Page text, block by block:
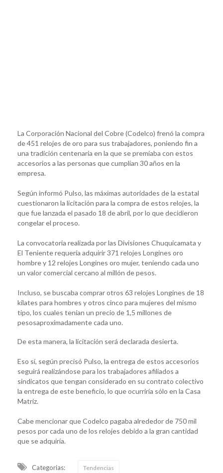
La Corporación Nacional del Cobre (Codelco) frenó la compra
de 451 relojes de oro para sus trabajadores, poniendo fin a
una tradición centenaria en la que se premiaba con estos
accesorios a las personas que cumplían 30 años en la
empresa.
Según informó Pulso, las máximas autoridades de la estatal
cuestionaron la licitación para la compra de estos relojes, la
que fue lanzada el pasado 18 de abril, por lo que decidieron
congelar el proceso.
La convocatoria realizada por las Divisiones Chuquicamata y
El Teniente requería adquirir 371 relojes Longines oro
hombre y 12 relojes Longines oro mujer, teniendo cada uno
un valor comercial cercano al millón de pesos.
Incluso, se buscaba comprar otros 63 relojes Longines de 18
kilates para hombres y otros cinco para mujeres del mismo
tipo, los cuales tenían un precio de 1,5 millones de
pesosaproximadamente cada uno.
De esta manera, la licitación será declarada desierta.
Eso sí, según precisó Pulso, la entrega de estos accesorios
seguirá realizándose para los trabajadores afiliados a
sindicatos que tengan considerado en su contrato colectivo
la entrega de este beneficio, lo que ocurriría sólo en la Casa
Matriz.
Cabe mencionar que Codelco pagaba alrededor de 750 mil
pesos por cada uno de los relojes debido a la gran cantidad
que se adquiría.
Categorias: Tendencias